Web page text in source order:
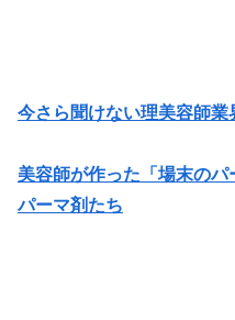
今さら聞けない理美容師業
美容師が作った「場末の
パーマ剤たち